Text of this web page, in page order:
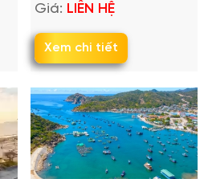
Giá: LIÊN HỆ
Xem chi tiết